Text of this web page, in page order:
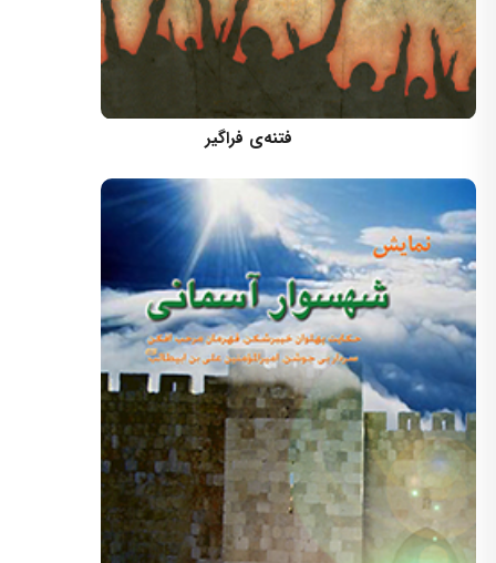
کارگردان: مسعود اسماعیلی
فتنه‌ی فراگیر